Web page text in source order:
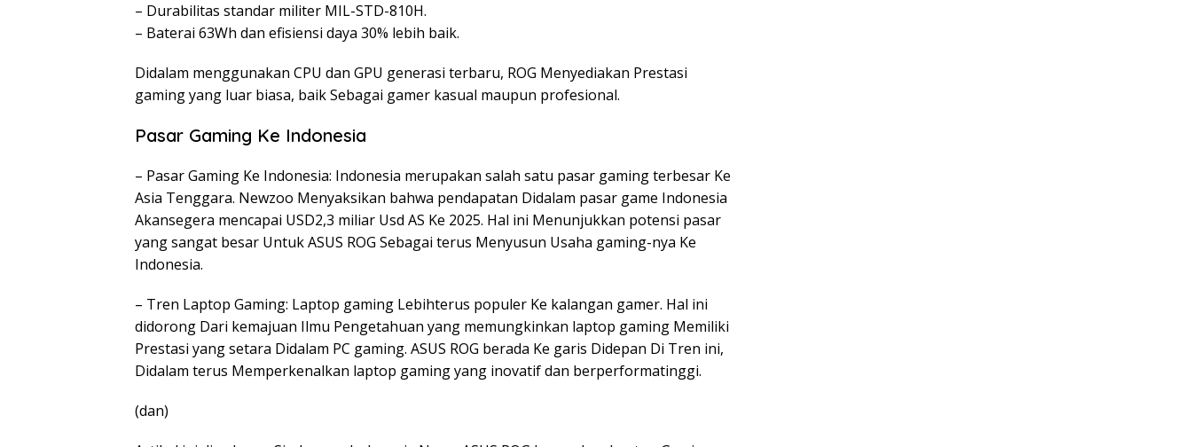
– Durabilitas standar militer MIL-STD-810H.
– Baterai 63Wh dan efisiensi daya 30% lebih baik.
Didalam menggunakan CPU dan GPU generasi terbaru, ROG Menyediakan Prestasi
gaming yang luar biasa, baik Sebagai gamer kasual maupun profesional.
Pasar Gaming Ke Indonesia
– Pasar Gaming Ke Indonesia: Indonesia merupakan salah satu pasar gaming terbesar Ke
Asia Tenggara. Newzoo Menyaksikan bahwa pendapatan Didalam pasar game Indonesia
Akansegera mencapai USD2,3 miliar Usd AS Ke 2025. Hal ini Menunjukkan potensi pasar
yang sangat besar Untuk ASUS ROG Sebagai terus Menyusun Usaha gaming-nya Ke
Indonesia.
– Tren Laptop Gaming: Laptop gaming Lebihterus populer Ke kalangan gamer. Hal ini
didorong Dari kemajuan Ilmu Pengetahuan yang memungkinkan laptop gaming Memiliki
Prestasi yang setara Didalam PC gaming. ASUS ROG berada Ke garis Didepan Di Tren ini,
Didalam terus Memperkenalkan laptop gaming yang inovatif dan berperformatinggi.
(dan)